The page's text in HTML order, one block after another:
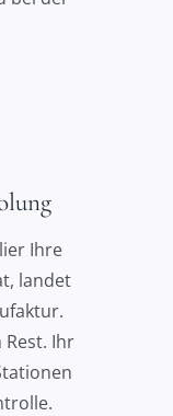
Ihre
landet
Ihr